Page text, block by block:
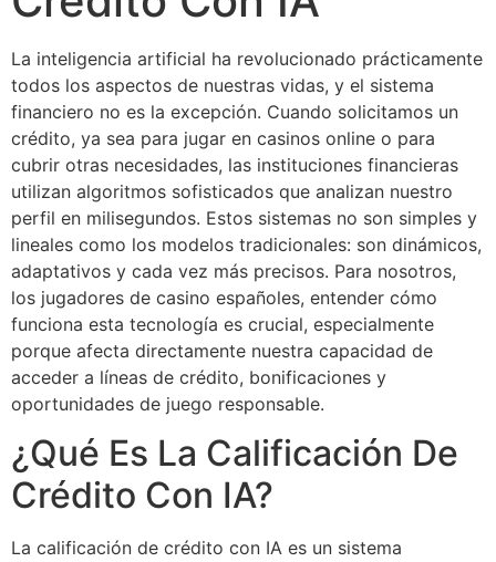
La inteligencia artificial ha revolucionado prácticamente
todos los aspectos de nuestras vidas, y el sistema
financiero no es la excepción. Cuando solicitamos un
crédito, ya sea para jugar en casinos online o para
cubrir otras necesidades, las instituciones financieras
utilizan algoritmos sofisticados que analizan nuestro
perfil en milisegundos. Estos sistemas no son simples y
lineales como los modelos tradicionales: son dinámicos,
adaptativos y cada vez más precisos. Para nosotros,
los jugadores de casino españoles, entender cómo
funciona esta tecnología es crucial, especialmente
porque afecta directamente nuestra capacidad de
acceder a líneas de crédito, bonificaciones y
oportunidades de juego responsable.
¿Qué Es La Calificación De
Crédito Con IA?
La calificación de crédito con IA es un sistema